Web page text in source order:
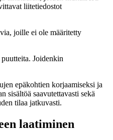
liitetiedostot
joille ei ole määritetty
Joidenkin
epäkohtien korjaamiseksi ja
sisältöä saavutettavasti sekä
tilaa jatkuvasti.
laatiminen